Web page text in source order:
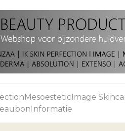
MesoesteticImage
Informatie